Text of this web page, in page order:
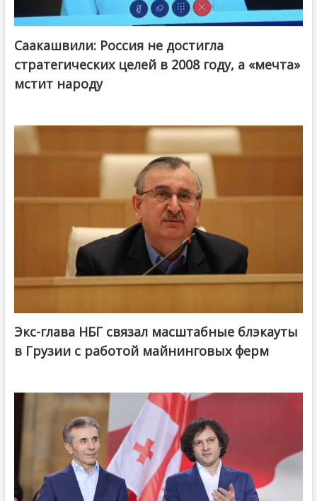
Саакашвили: Россия не достигла
стратегических целей в 2008 году, а «мечта»
мстит народу
Экс-глава НБГ связал масштабные блэкауты
в Грузии с работой майнинговых ферм